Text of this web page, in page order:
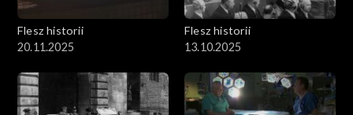
Flesz historii
20.11.2025
Flesz historii
13.10.2025